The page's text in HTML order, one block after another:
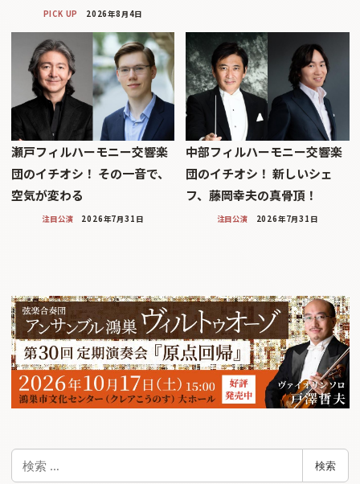
PICK UP 2026年8月4日
瀬戸フィルハーモニー交響楽
団のイチオシ！ その一音で、
空気が変わる
注目公演 2026年7月31日
中部フィルハーモニー交響楽
団のイチオシ！ 新しいシェ
フ、藤岡幸夫の真骨頂！
注目公演 2026年7月31日
検
索
検索